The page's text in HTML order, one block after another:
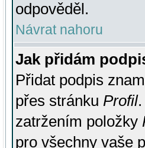
odpověděl.
Návrat nahoru
Jak přidám
Přidat podpis
přes stránku Profil.
zatržením položky
pro všechny vaše